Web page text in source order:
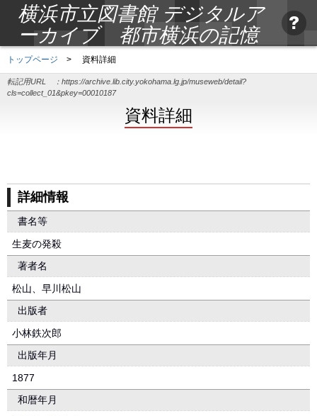
横浜市立図書館 デジタルア
ーカイブ 都市横浜の記憶
トップページ > 資料詳細
転記用URL ： https://archive.lib.city.yokohama.lg.jp/museweb/detail?
cls=collect_01&pkey=00010187
資料詳細
詳細情報
書名等
生麦の発殺
著者名
松山、早川松山
出版者
小林鉄次郎
出版年月
1877
和暦年月